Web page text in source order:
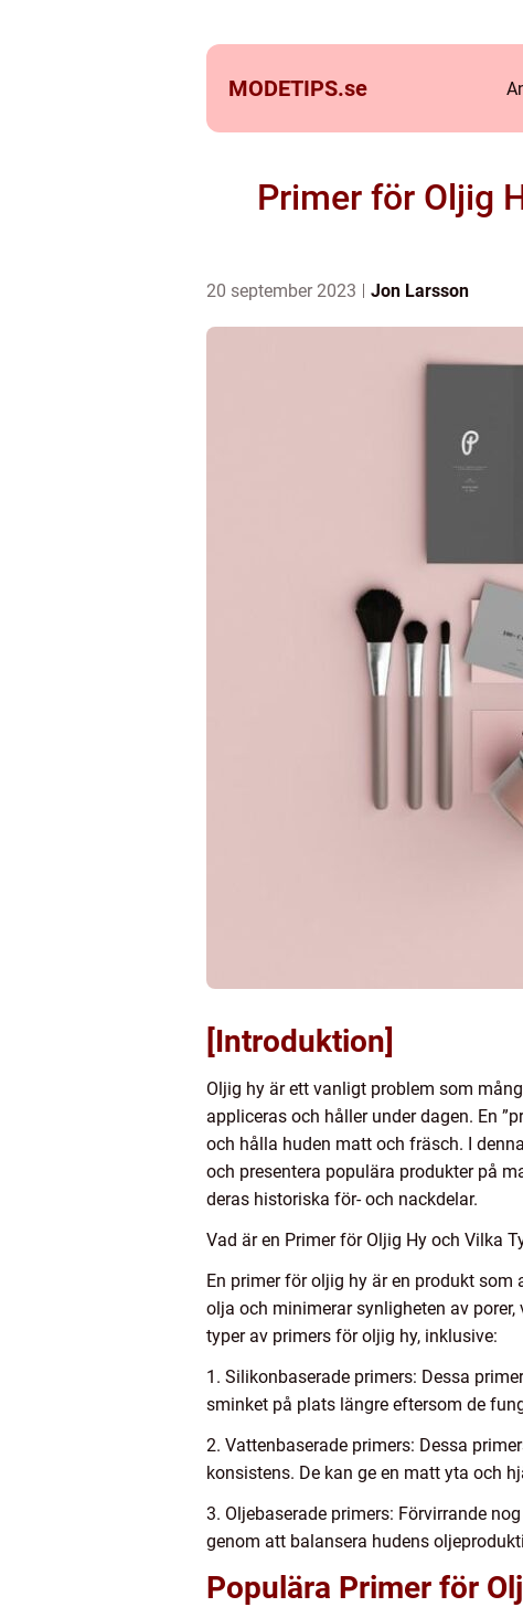
MODETIPS.se
Primer för Oljig
20 september 2023 Jon Larsson
[Introduktion]
Oljig hy är ett vanligt problem som
appliceras och håller under dagen. En
och hålla huden matt och fräsch. I
och presentera populära produkter på
deras historiska för- och nackdelar.
Vad är en Primer för Oljig Hy och Vilka
En primer för oljig hy är en produkt
olja och minimerar synligheten av
typer av primers för oljig hy, inklusive:
1. Silikonbaserade primers: Dessa
sminket på plats längre eftersom de
2. Vattenbaserade primers: Dessa
konsistens. De kan ge en matt yta och
3. Oljebaserade primers: Förvirrande
genom att balansera hudens
Populära Primer för